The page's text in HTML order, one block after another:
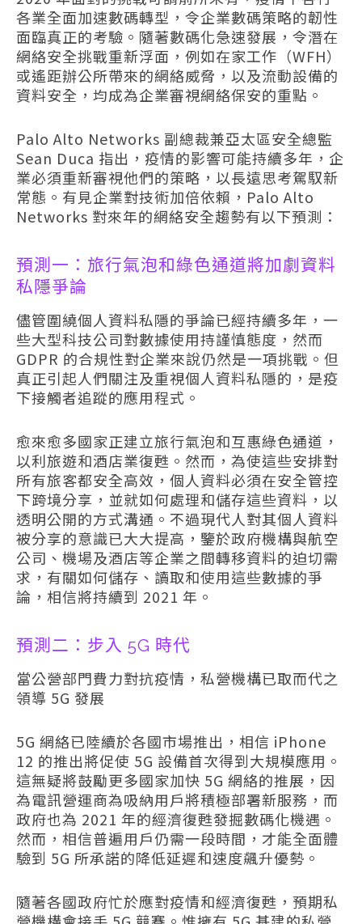
各業全面加速數碼轉型，令企業數碼策略的韌性
面臨真正的考驗。隨著數碼化急速發展，令潛在
網絡安全挑戰重新浮面，例如在家工作（WFH）
或遙距辦公所帶來的網絡威脅，以及流動設備的
資料安全，均成為企業審視網絡保安的重點。
Palo Alto Networks 副總裁兼亞太區安全總監
Sean Duca 指出，疫情的影響可能持續多年，企
業必須重新審視他們的策略，以長遠思考駕馭新
常態。有見企業對技術加倍依賴，Palo Alto
Networks 對來年的網絡安全趨勢有以下預測：
預測一：旅行氣泡和綠色通道將加劇資料
私隱爭論
儘管圍繞個人資料私隱的爭論已經持續多年，一
些大型科技公司對數據使用持謹慎態度，然而
GDPR 的合規性對企業來說仍然是一項挑戰。但
真正引起人們關注及重視個人資料私隱的，是疫
下接觸者追蹤的應用程式。
愈來愈多國家正建立旅行氣泡和互惠綠色通道，
以利旅遊和酒店業復甦。然而，為使這些安排對
所有旅客都安全高效，個人資料必須在安全管控
下跨境分享，並就如何處理和儲存這些資料，以
透明公開的方式溝通。不過現代人對其個人資料
被分享的意識已大大提高，鑒於政府機構與航空
公司、機場及酒店等企業之間轉移資料的迫切需
求，有關如何儲存、讀取和使用這些數據的爭
論，相信將持續到 2021 年。
預測二：步入 5G 時代
當公營部門費力對抗疫情，私營機構已取而代之
領導 5G 發展
5G 網絡已陸續於各國市場推出，相信 iPhone
12 的推出將促使 5G 設備首次得到大規模應用。
這無疑將鼓勵更多國家加快 5G 網絡的推展，因
為電訊營運商為吸納用戶將積極部署新服務，而
政府也為 2021 年的經濟復甦發掘數碼化機遇。
然而，相信普遍用戶仍需一段時間，才能全面體
驗到 5G 所承諾的降低延遲和速度飆升優勢。
隨著各國政府忙於應對疫情和經濟復甦，預期私